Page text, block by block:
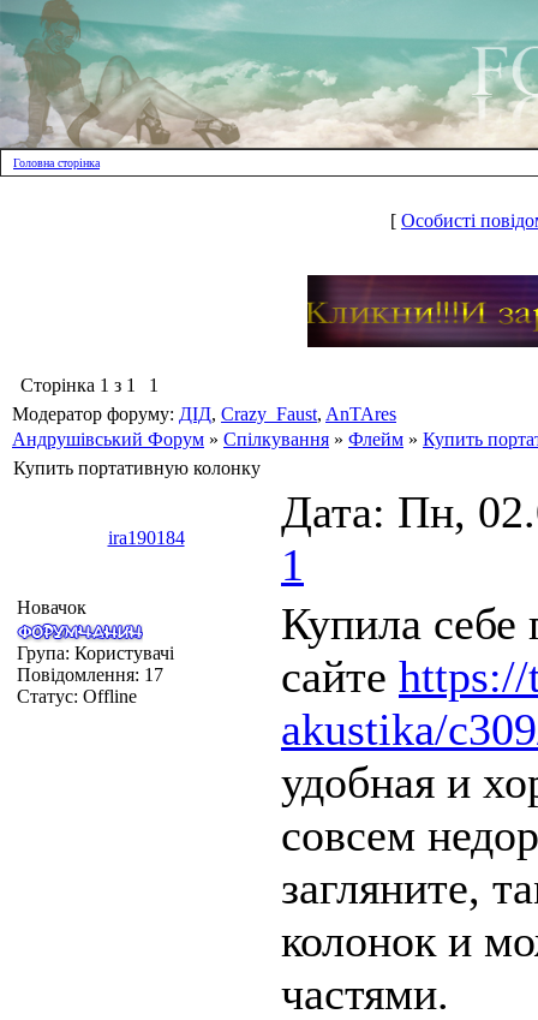
Головна сторінка
[ Особисті
Сторінка 1 з 1
1
Модератор форуму: ДІД, Crazy_Faust, AnTAres
Андрушівський Форум » Спілкування » Флейм » Купить
Купить портативную колонку
ira190184
Дата: Пн,
1
Новачок
Група: Користувачі
Повідомлення: 17
Статус: Offline
Купила себе
сайте https://
akustika/
удобная и
совсем
загляните,
колонок и
частями.